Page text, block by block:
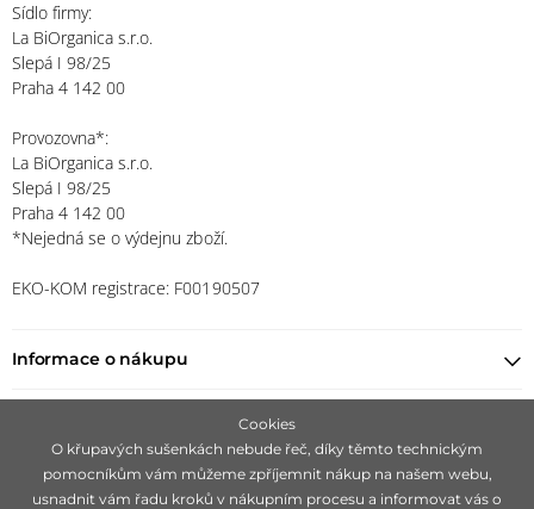
Sídlo firmy:
La BiOrganica s.r.o.
Slepá I 98/25
Praha 4 142 00
Provozovna*:
La BiOrganica s.r.o.
Slepá I 98/25
Praha 4 142 00
*Nejedná se o výdejnu zboží.
EKO-KOM registrace: F00190507
Informace o nákupu
Zůstaňte s námi v kontaktu
Cookies
O křupavých sušenkách nebude řeč, díky těmto technickým
pomocníkům vám můžeme zpříjemnit nákup na našem webu,
usnadnit vám řadu kroků v nákupním procesu a informovat vás o